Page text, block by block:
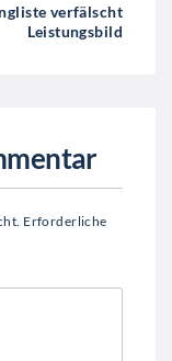
verfälscht
Leistungsbild
Erforderliche